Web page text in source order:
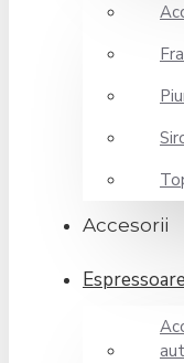
Accesorii